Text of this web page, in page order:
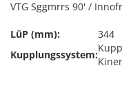
VTG Sggmrrs 90' /
LüP (mm):
344
Kupplungssystem: